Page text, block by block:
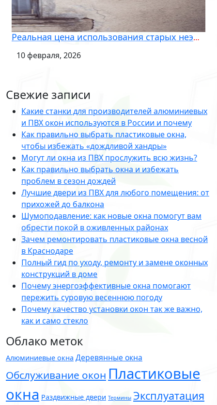
Реальная цена использования старых неэффективных окон
10 февраля, 2026
Свежие записи
Какие станки для производителей алюминиевых
и ПВХ окон используются в России и почему
Как правильно выбрать пластиковые окна,
чтобы избежать «дождливой хандры»
Могут ли окна из ПВХ прослужить всю жизнь?
Как правильно выбрать окна и избежать
проблем в сезон дождей
Лучшие двери из ПВХ для любого помещения: от
прихожей до балкона
Шумоподавление: как новые окна помогут вам
обрести покой в оживленных районах
Зачем ремонтировать пластиковые окна весной
в Краснодаре
Полный гид по уходу, ремонту и замене оконных
конструкций в доме
Почему энергоэффективные окна помогают
пережить суровую весеннюю погоду
Почему качество установки окон так же важно,
как и само стекло
Облако меток
Алюминиевые окна Деревянные окна
Обслуживание окон Пластиковые
окна Раздвижные двери Термины Эксплуатация